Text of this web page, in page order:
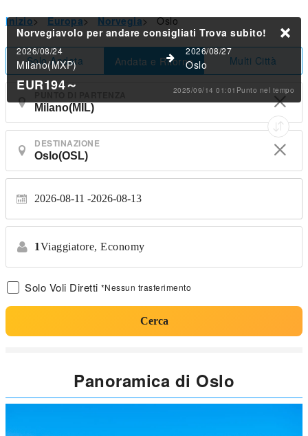
Inizio> Europa> Norvegia> Oslo
Solo Andata Andata e Ritorno Multi Città
DESTINAZIONE
2026-08-11 2026-08-13
1Viaggiatore, Economy
Solo Voli Diretti *Nessun trasferimento
Cerca
Norvegiavolo per andare consigliati Trova subito!
2026/08/24
Milano(MXP)
2026/08/27
Oslo
EUR194～ 2025/09/14 01:01Punto nel tempo
Panoramica di Oslo